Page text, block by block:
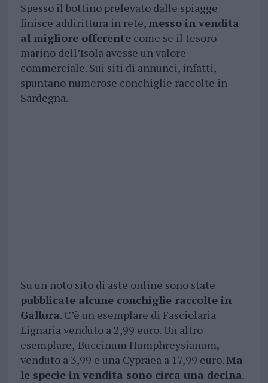
Spesso il bottino prelevato dalle spiagge
finisce addirittura in rete, messo in vendita
al migliore offerentecome se il tesoro
marino dell’Isola avesse un valore
commerciale. Sui siti di annunci, infatti,
spuntano numerose conchiglie raccolte in
Sardegna.
Su un noto sito di aste online sono state
pubblicate alcune conchiglie raccolte in
Gallura. C’è un esemplare di Fasciolaria
Lignaria venduto a 2,99 euro. Un altro
esemplare, Buccinum Humphreysianum,
venduto a 3,99 e una Cypraea a 17,99 euro.Ma
le specie in vendita sono circa una decina.